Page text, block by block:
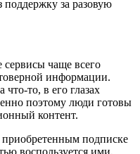
поддержку за разовую
сервисы чаще всего
информации.
что-то, в его глазах
поэтому люди готовы
контент.
приобретенным подписке